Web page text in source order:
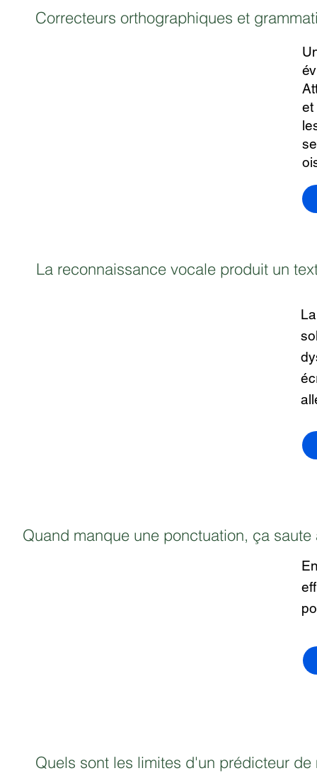
Correcteurs orthographiques et
et
La reconnaissance vocale produit un
Quand manque une ponctuation, ça
Quels sont les limites d'un prédicteur de